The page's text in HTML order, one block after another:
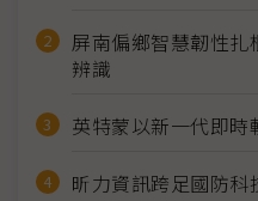
屏南偏鄉智慧韌性扎
辨識
英特蒙以新一代即時
昕力資訊跨足國防